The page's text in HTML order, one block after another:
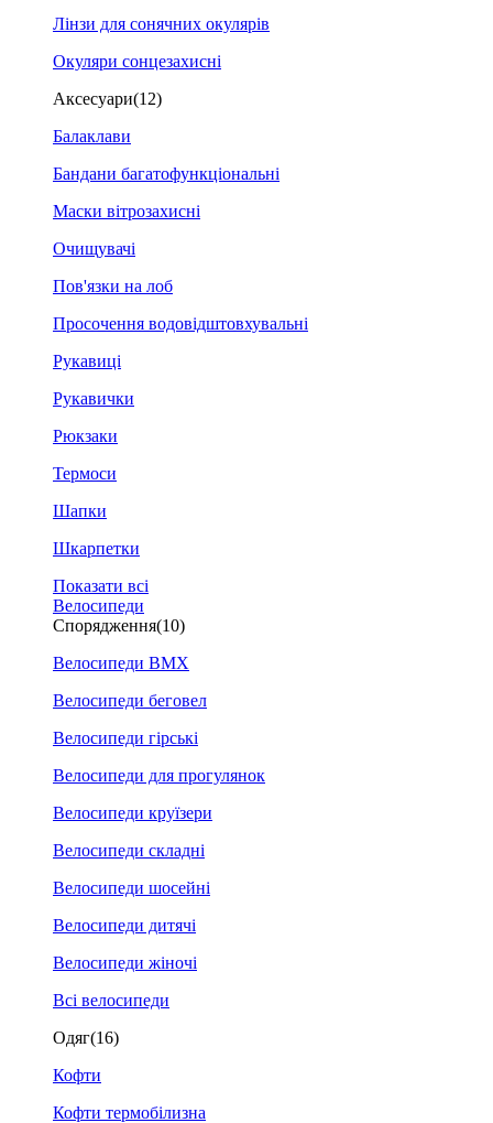
Лінзи для сонячних окулярів
Окуляри сонцезахисні
Аксесуари(12)
Балаклави
Бандани багатофункціональні
Маски вітрозахисні
Очищувачі
Пов'язки на лоб
Просочення водовідштовхувальні
Рукавиці
Рукавички
Рюкзаки
Термоси
Шапки
Шкарпетки
Показати всі
Велосипеди
Спорядження(10)
Велосипеди BMX
Велосипеди беговел
Велосипеди гірські
Велосипеди для прогулянок
Велосипеди круїзери
Велосипеди складні
Велосипеди шосейні
Велосипеди дитячі
Велосипеди жіночі
Всі велосипеди
Одяг(16)
Кофти
Кофти термобілизна